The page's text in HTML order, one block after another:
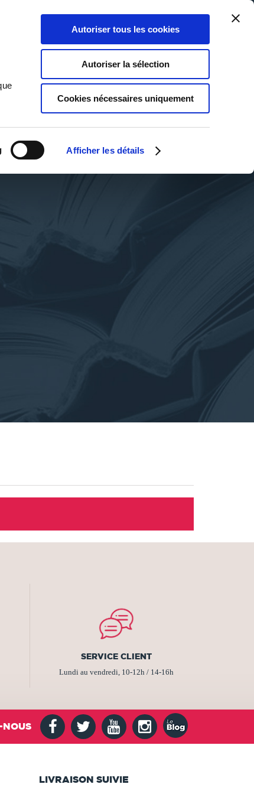
Afficher les détails
Autoriser tous les cookies
Autoriser la sélection
Cookies nécessaires uniquement
0
Panier
0
Ma liste
Connexion
SERVICE CLIENT
Lundi au vendredi, 10-12h / 14-16h
NOUS
LIVRAISON SUIVIE